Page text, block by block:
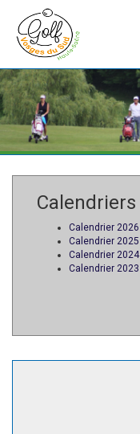
Calendriers
Calendrier 2026
Calendrier 2025
Calendrier 2024
Calendrier 2023